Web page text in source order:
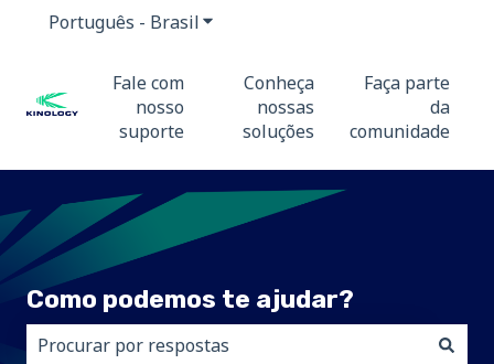
Português - BrasilMostrar submenu para traduções
Fale com
nosso
suporte
Conheça
nossas
soluções
Faça parte
da
comunidade
Como podemos te ajudar?